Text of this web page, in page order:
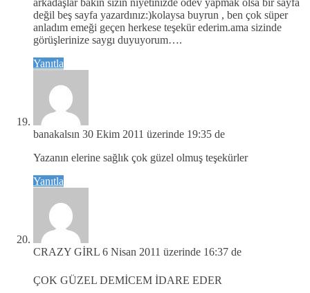
arkadaşlar bakın sizin niyetinizde ödev yapmak olsa bir sayfa
değil beş sayfa yazardınız:)kolaysa buyrun , ben çok süper
anladım emeği geçen herkese teşekür ederim.ama sizinde
görüşlerinize saygı duyuyorum….
Yanıtla
banakalsın 30 Ekim 2011 üzerinde 19:35 de
Yazanın elerine sağlık çok güzel olmuş teşekürler
Yanıtla
CRAZY GİRL 6 Nisan 2011 üzerinde 16:37 de
ÇOK GÜZEL DEMİCEM İDARE EDER